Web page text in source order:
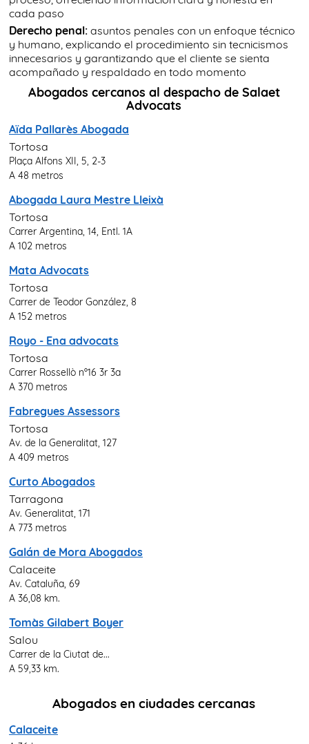
cada paso
Derecho penal: asuntos penales con un enfoque técnico
y humano, explicando el procedimiento sin tecnicismos
innecesarios y garantizando que el cliente se sienta
acompañado y respaldado en todo momento
Abogados cercanos al despacho de Salaet
Advocats
Aïda Pallarès Abogada
Tortosa
Plaça Alfons XII, 5, 2-3
A 48 metros
Abogada Laura Mestre Lleixà
Tortosa
Carrer Argentina, 14, Entl. 1A
A 102 metros
Mata Advocats
Tortosa
Carrer de Teodor González, 8
A 152 metros
Royo - Ena advocats
Tortosa
Carrer Rossellò nº16 3r 3a
A 370 metros
Fabregues Assessors
Tortosa
Av. de la Generalitat, 127
A 409 metros
Curto Abogados
Tarragona
Av. Generalitat, 171
A 773 metros
Galán de Mora Abogados
Calaceite
Av. Cataluña, 69
A 36,08 km.
Tomàs Gilabert Boyer
Salou
Carrer de la Ciutat de...
A 59,33 km.
Abogados en ciudades cercanas
Calaceite